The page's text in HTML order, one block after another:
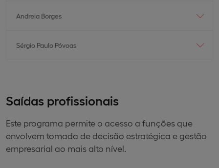
Andreia Borges
Sérgio Paulo Póvoas
Saídas profissionais
Este programa permite o acesso a funções que
envolvem tomada de decisão estratégica e gestão
empresarial ao mais alto nível.